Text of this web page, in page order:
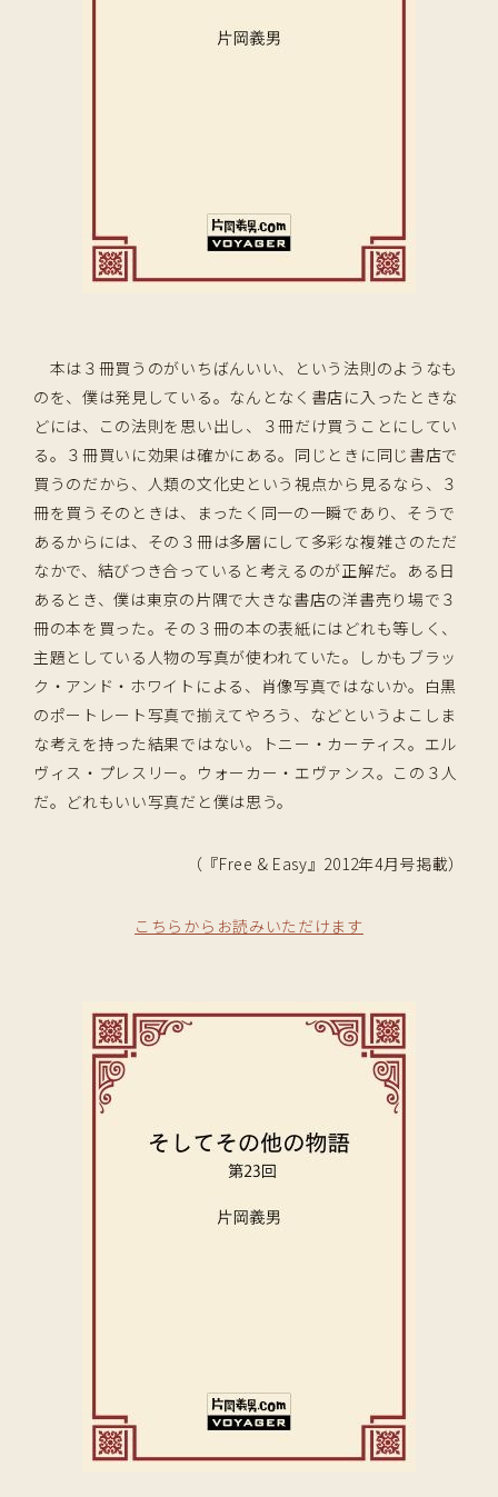
本は３冊買うのがいちばんいい、という法則のようなも
のを、僕は発見している。なんとなく書店に入ったときな
どには、この法則を思い出し、３冊だけ買うことにしてい
る。３冊買いに効果は確かにある。同じときに同じ書店で
買うのだから、人類の文化史という視点から見るなら、３
冊を買うそのときは、まったく同一の一瞬であり、そうで
あるからには、その３冊は多層にして多彩な複雑さのただ
なかで、結びつき合っていると考えるのが正解だ。ある日
あるとき、僕は東京の片隅で大きな書店の洋書売り場で３
冊の本を買った。その３冊の本の表紙にはどれも等しく、
主題としている人物の写真が使われていた。しかもブラッ
ク・アンド・ホワイトによる、肖像写真ではないか。白黒
のポートレート写真で揃えてやろう、などというよこしま
な考えを持った結果ではない。トニー・カーティス。エル
ヴィス・プレスリー。ウォーカー・エヴァンス。この３人
だ。どれもいい写真だと僕は思う。
（『Free & Easy』2012年4月号掲載）
こちらからお読みいただけます